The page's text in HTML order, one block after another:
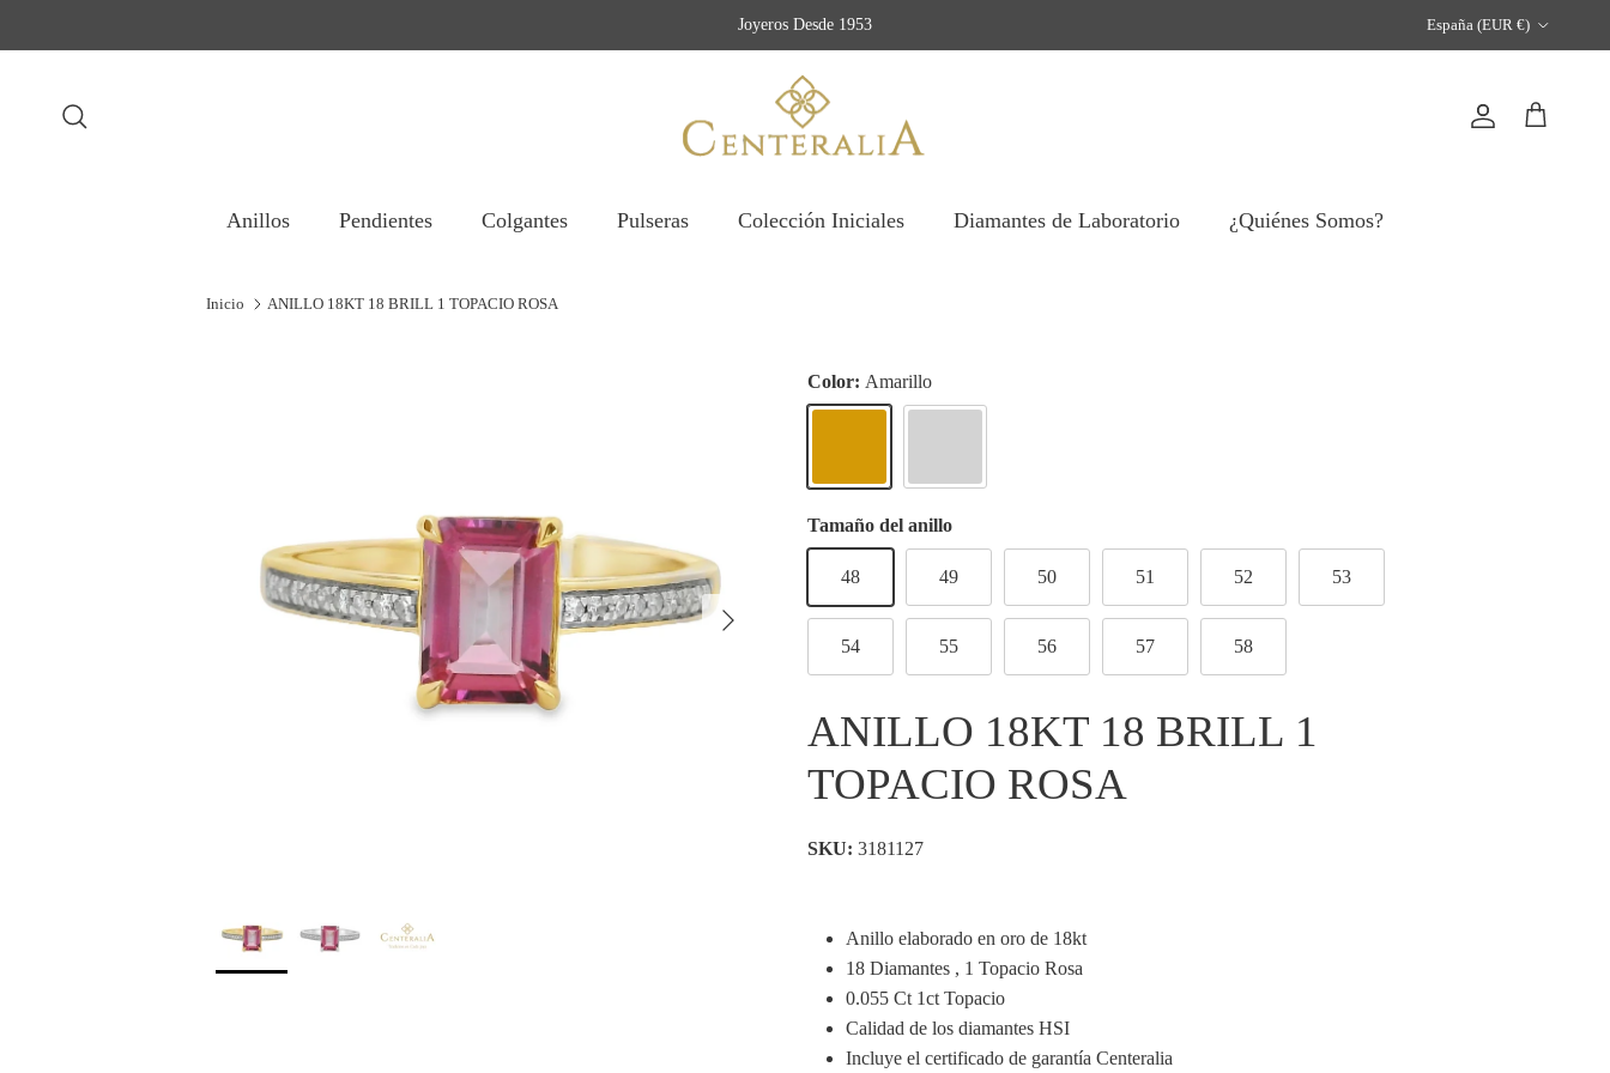
Joyeros Desde 1953 España (EUR €)
CuentaCarrito
Anillos Pendientes Colgantes Pulseras Colección Iniciales Diamantes de Laboratorio ¿Quiénes Somos?
Inicio ANILLO 18KT 18 BRILL 1 TOPACIO ROSA
Siguiente
Color: Amarillo
Amarillo
Blanco
Tamaño del anillo
48 49 50 51 52 53
54 55 56 57 58
ANILLO 18KT 18 BRILL 1
TOPACIO ROSA
SKU: 3181127
Anillo elaborado en oro de 18kt
18 Diamantes , 1 Topacio Rosa
0.055 Ct 1ct Topacio
Calidad de los diamantes HSI
Incluye el certificado de garantía Centeralia